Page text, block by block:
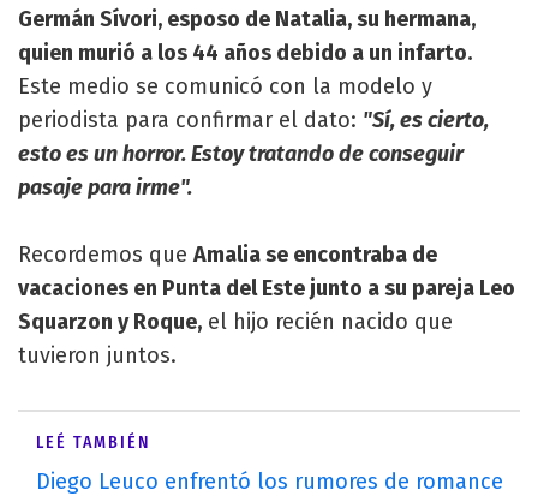
Germán Sívori, esposo de Natalia, su hermana,
quien murió a los 44 años debido a un infarto.
Este medio se comunicó con la modelo y
periodista para confirmar el dato: "Sí, es cierto,
esto es un horror. Estoy tratando de conseguir
pasaje para irme".
Recordemos que Amalia se encontraba de
vacaciones en Punta del Este junto a su pareja Leo
Squarzon y Roque, el hijo recién nacido que
tuvieron juntos.
LEÉ TAMBIÉN
Diego Leuco enfrentó los rumores de romance